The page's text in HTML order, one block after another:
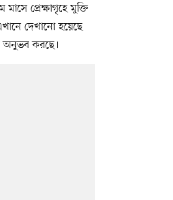
প্রেক্ষাগৃহে মুক্তি
দেখানো হয়েছে
অনুভব করছে।